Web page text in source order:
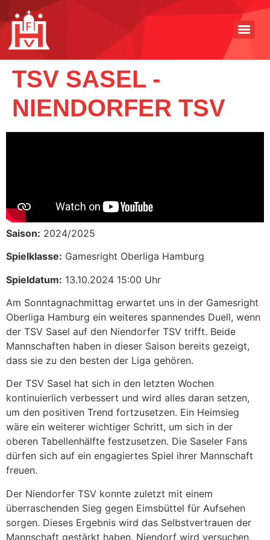
TSV SASEL -
NIENDORFER TSV
Saison: 2024/2025
Spielklasse: Gamesright Oberliga Hamburg
Spieldatum: 13.10.2024 15:00 Uhr
Am Sonntagnachmittag erwartet uns in der Gamesright
Oberliga Hamburg ein weiteres spannendes Duell, wenn
der TSV Sasel auf den Niendorfer TSV trifft. Beide
Mannschaften haben in dieser Saison bereits gezeigt,
dass sie zu den besten der Liga gehören.
Der TSV Sasel hat sich in den letzten Wochen
kontinuierlich verbessert und wird alles daran setzen,
um den positiven Trend fortzusetzen. Ein Heimsieg
wäre ein weiterer wichtiger Schritt, um sich in der
oberen Tabellenhälfte festzusetzen. Die Saseler Fans
dürfen sich auf ein engagiertes Spiel ihrer Mannschaft
freuen.
Der Niendorfer TSV konnte zuletzt mit einem
überraschenden Sieg gegen Eimsbüttel für Aufsehen
sorgen. Dieses Ergebnis wird das Selbstvertrauen der
Mannschaft gestärkt haben. Niendorf wird versuchen,